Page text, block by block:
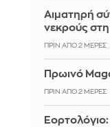
Αιματηρή
νεκρούς στη
ΠΡΙΝ ΑΠΌ 2 ΜΈΡΕΣ
Πρωινό
ΠΡΙΝ ΑΠΌ 2 ΜΈΡΕΣ